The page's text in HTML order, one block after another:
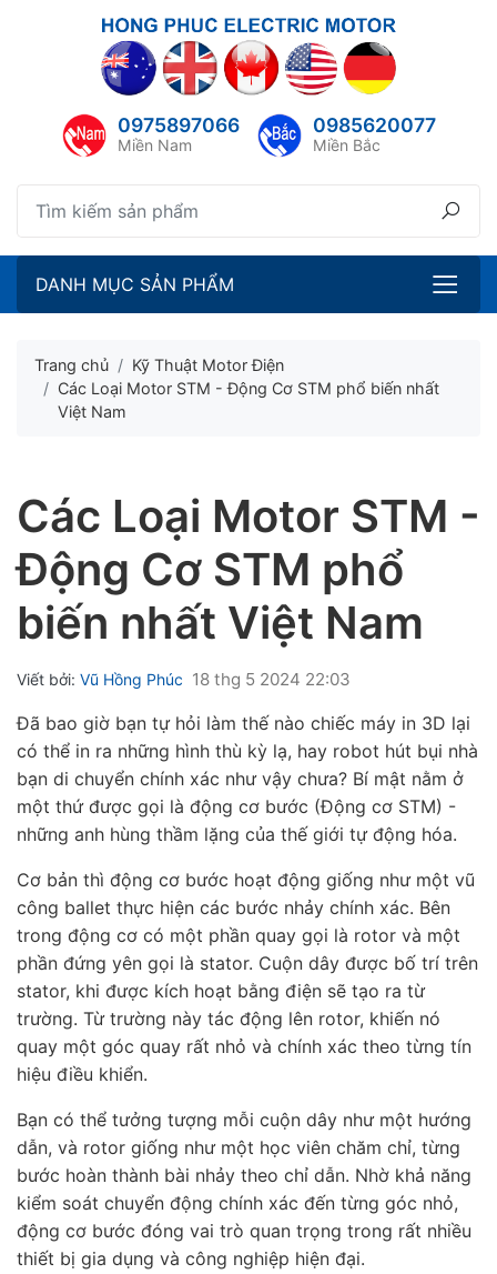
0975897066
Miền Nam
0985620077
Miền Bắc
DANH MỤC SẢN PHẨM
Trang chủ
Kỹ Thuật Motor Điện
Các Loại Motor STM - Động Cơ STM phổ biến nhất
Việt Nam
Các Loại Motor STM -
Động Cơ STM phổ
biến nhất Việt Nam
Viết bởi: Vũ Hồng Phúc 18 thg 5 2024 22:03
Đã bao giờ bạn tự hỏi làm thế nào chiếc máy in 3D lại
có thể in ra những hình thù kỳ lạ, hay robot hút bụi nhà
bạn di chuyển chính xác như vậy chưa? Bí mật nằm ở
một thứ được gọi là động cơ bước (Động cơ STM) -
những anh hùng thầm lặng của thế giới tự động hóa.
Cơ bản thì động cơ bước hoạt động giống như một vũ
công ballet thực hiện các bước nhảy chính xác. Bên
trong động cơ có một phần quay gọi là rotor và một
phần đứng yên gọi là stator. Cuộn dây được bố trí trên
stator, khi được kích hoạt bằng điện sẽ tạo ra từ
trường. Từ trường này tác động lên rotor, khiến nó
quay một góc quay rất nhỏ và chính xác theo từng tín
hiệu điều khiển.
Bạn có thể tưởng tượng mỗi cuộn dây như một hướng
dẫn, và rotor giống như một học viên chăm chỉ, từng
bước hoàn thành bài nhảy theo chỉ dẫn. Nhờ khả năng
kiểm soát chuyển động chính xác đến từng góc nhỏ,
động cơ bước đóng vai trò quan trọng trong rất nhiều
thiết bị gia dụng và công nghiệp hiện đại.